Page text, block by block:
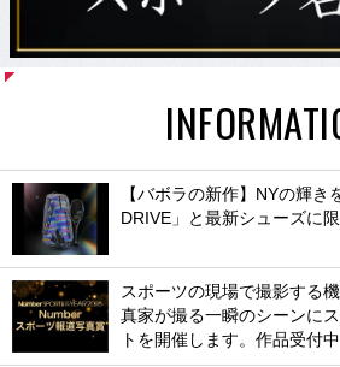
【バボラの新作】NYの輝き
DRIVE」と最新シューズに
スポーツの現場で撮影する
真家が撮る一瞬のシーンに
トを開催します。作品受付中